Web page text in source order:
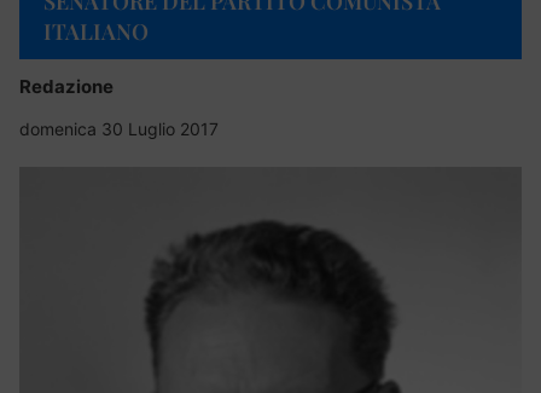
ITALIANO
Redazione
domenica 30 Luglio 2017